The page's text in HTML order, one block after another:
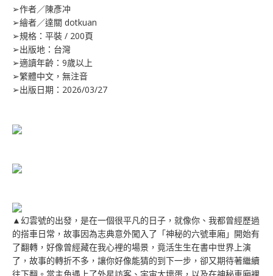
➢作者／陳彥冲
➢繪者／達關 dotkuan
➢規格：平裝 / 200頁
➢出版地：台灣
➢適讀年齡：9歲以上
➢繁體中文，無注音
➢出版日期：2026/03/27
▲幻雲號的出發，是在一個很平凡的日子，就像你、我都曾經歷過
的搭車日常，故事因為志典意外闖入了「神秘的六號車廂」開始有
了翻轉，好像曾經藏在我心裡的場景，竟活生生在書中世界上演
了，故事的轉折不多，讓你好像能猜的到下一步，卻又期待著繼續